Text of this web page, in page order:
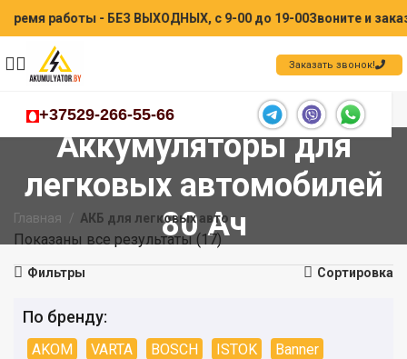
работы - БЕЗ ВЫХОДНЫХ, с 9-00 до 19-00Звоните и
+37529-266-55-66
Заказать звонок!
Аккумуляторы для
легковых автомобилей
80 Ач
Главная АКБ для легковых авто
Показаны все результаты (17)
Фильтры Сортировка
По бренду:
AKOM VARTA BOSCH ISTOK Banner